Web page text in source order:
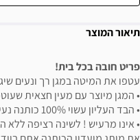
תיאור המוצר
פריט חובה בכל בית!
עטפו את המיטה במגן רך ונעים
• המגן מיוצר עם מעין חצאית
• הבד העליון עשוי 100% כותנה נעימה למגע
• אינו מרעיש ! לשינה רציפה ללא